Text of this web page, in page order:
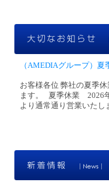
（AMEDIAグループ）夏
お客様各位 弊社の夏季
ます。 夏季休業 2026
より通常通り営業いた